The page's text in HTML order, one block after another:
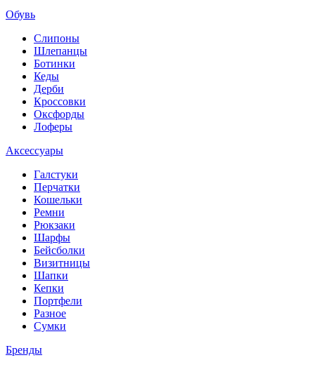
Обувь
Слипоны
Шлепанцы
Ботинки
Кеды
Дерби
Кроссовки
Оксфорды
Лоферы
Аксессуары
Галстуки
Перчатки
Кошельки
Ремни
Рюкзаки
Шарфы
Бейсболки
Визитницы
Шапки
Кепки
Портфели
Разное
Сумки
Бренды